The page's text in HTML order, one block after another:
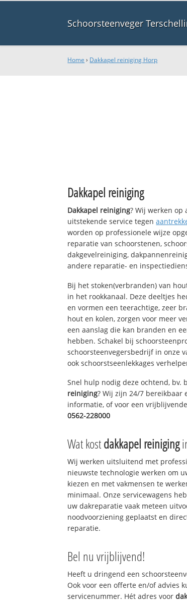
Schoorsteenveger
Home › Dakkapel reiniging Horp
Dakkapel reiniging
Dakkapel reiniging? Wij werken
uitstekende service tegen
worden op professionele wijze
reparatie van schoorstenen,
dakgevelreiniging,
andere reparatie- en
Bij het stoken(verbranden) van
in het rookkanaal. Deze deeltjes
en vormen een teerachtige, zeer
hout en kolen, zorgen voor meer
een aanslag die kan branden en
hebben. Schakel bij
schoorsteenvegersbedrijf in onze
ook schoorstseenlekkages
Snel hulp nodig deze ochtend, bv.
reiniging? Wij zijn 24/7 bereikbaar
informatie, of voor een
0562-228000
Wat kostdakkapel reiniging
Wij werken uitsluitend met
nieuwste technologie werken om
kiezen en met vakmensen te
minimaal. Onze servicewagens
uw dakreparatie vaak meteen
noodvoorziening geplaatst en
reparatie.
Bel nu vrijblijvend!
Heeft u dringend een
Ook voor een offerte en/of advies
servicenummer. Hét adres voor